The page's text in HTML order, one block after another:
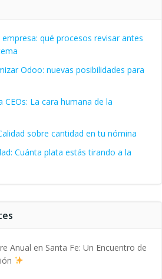
qué procesos revisar antes
Odoo: nuevas posibilidades para
CEOs: La cara humana de la
sobre cantidad en tu nómina
Cuánta plata estás tirando a la
Anual en Santa Fe: Un Encuentro de